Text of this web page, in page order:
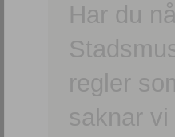
Har du
regler
saknar